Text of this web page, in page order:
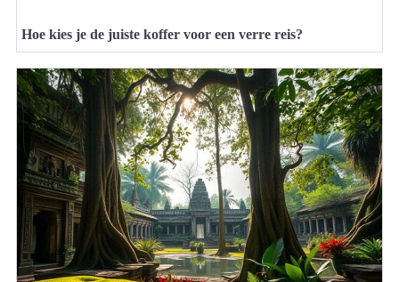
Hoe kies je de juiste koffer voor een verre reis?